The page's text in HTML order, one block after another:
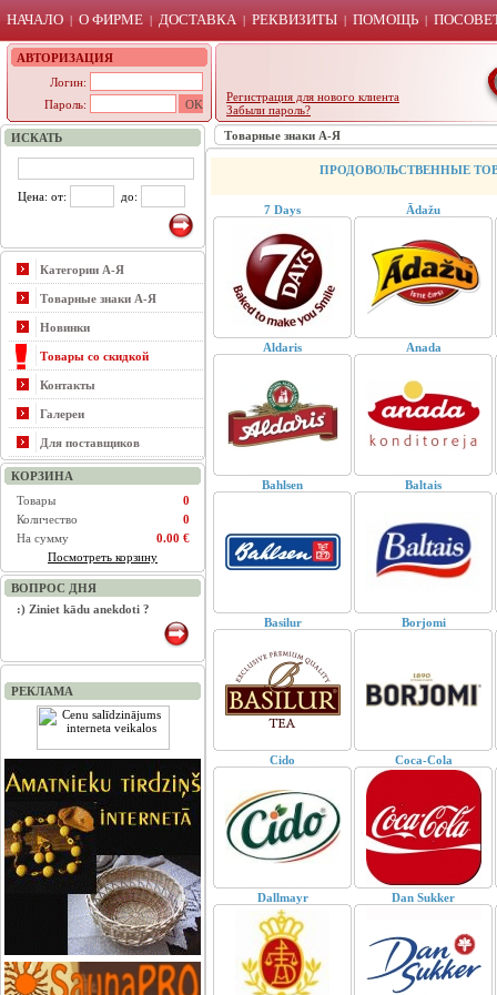
НАЧАЛО | О ФИРМЕ | ДОСТАВКА | РЕКВИЗИТЫ | ПОМОЩЬ |
АВТОРИЗАЦИЯ
Логин:
Пароль:
Регистрация для нового клиента
Забыли пароль?
ИСКАТЬ
Цена: от: до:
Категории А-Я
Товарные знаки А-Я
Новинки
Товары со скидкой
Контакты
Галереи
Для поставщиков
КОРЗИНА
Товары
0
Количество
0
На сумму
0.00 €
Посмотреть корзину
ВОПРОС ДНЯ
:) Ziniet kādu anekdoti ?
РЕКЛАМА
Товарные знаки А-Я
ПРОДОВОЛЬСТВЕННЫЕ
7 Days Ādažu
Aldaris Anada
Bahlsen Baltais
Basilur Borjomi
Cido Coca-Cola
Dallmayr Dan Sukker